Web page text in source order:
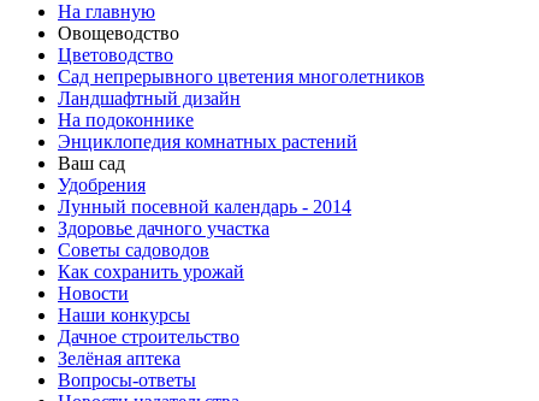
На главную
Овощеводство
Цветоводство
Сад непрерывного цветения многолетников
Ландшафтный дизайн
На подоконнике
Энциклопедия комнатных растений
Ваш сад
Удобрения
Лунный посевной календарь - 2014
Здоровье дачного участка
Советы садоводов
Как сохранить урожай
Новости
Наши конкурсы
Дачное строительство
Зелёная аптека
Вопросы-ответы